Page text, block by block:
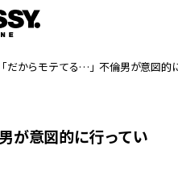
「だからモテてる…」不倫男が意図的
が意図的に行ってい